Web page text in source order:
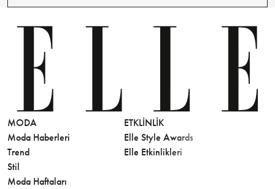
MODA
Moda Haberleri
Trend
Stil
Moda Haftaları
ETKLINLIK
Elle Style Awards
Elle Etkinlikleri